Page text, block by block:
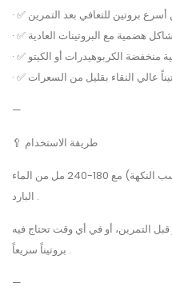
بروتين للتعافي بعد التمرين
هضمية مع البروتينات العادية
منخفضة الكربوهيدرات أو الكيتو
عالي النقاء بقليل من السعرات
—
🥄 طريقة الاستخدام
امزج مغرفة واحدة (30-32 غراماً حسب النكهة) مع 180-240 مل من الماء
البارد .
قبل التمرين، أو في أي وقت تحتاج فيه
بروتيناً سريعاً .
—